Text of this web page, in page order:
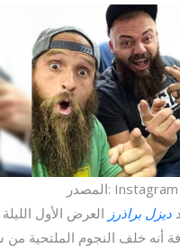
المصدر: Instagram
ديزل براذرز العرض الأول
أنه خلف النجوم الملتحية من